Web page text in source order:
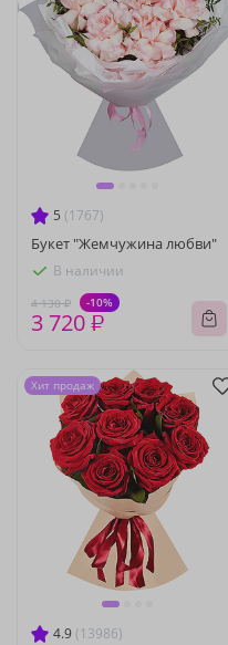
5 (1767)
Букет "Жемчужина любви"
В наличии
4 130 ₽ -10%
3 720 ₽
4.9 (13986)
Хит продаж